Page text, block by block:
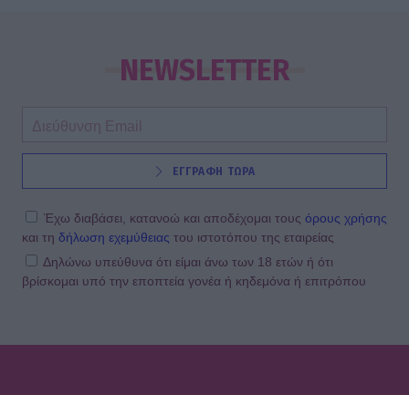
NEWSLETTER
ΕΓΓΡΑΦΗ ΤΩΡΑ
Έχω διαβάσει, κατανοώ και αποδέχομαι τους όρους χρήσης
και τη δήλωση εχεμύθειας του ιστοτόπου της εταιρείας
Δηλώνω υπεύθυνα ότι είμαι άνω των 18 ετών ή ότι
βρίσκομαι υπό την εποπτεία γονέα ή κηδεμόνα ή επιτρόπου